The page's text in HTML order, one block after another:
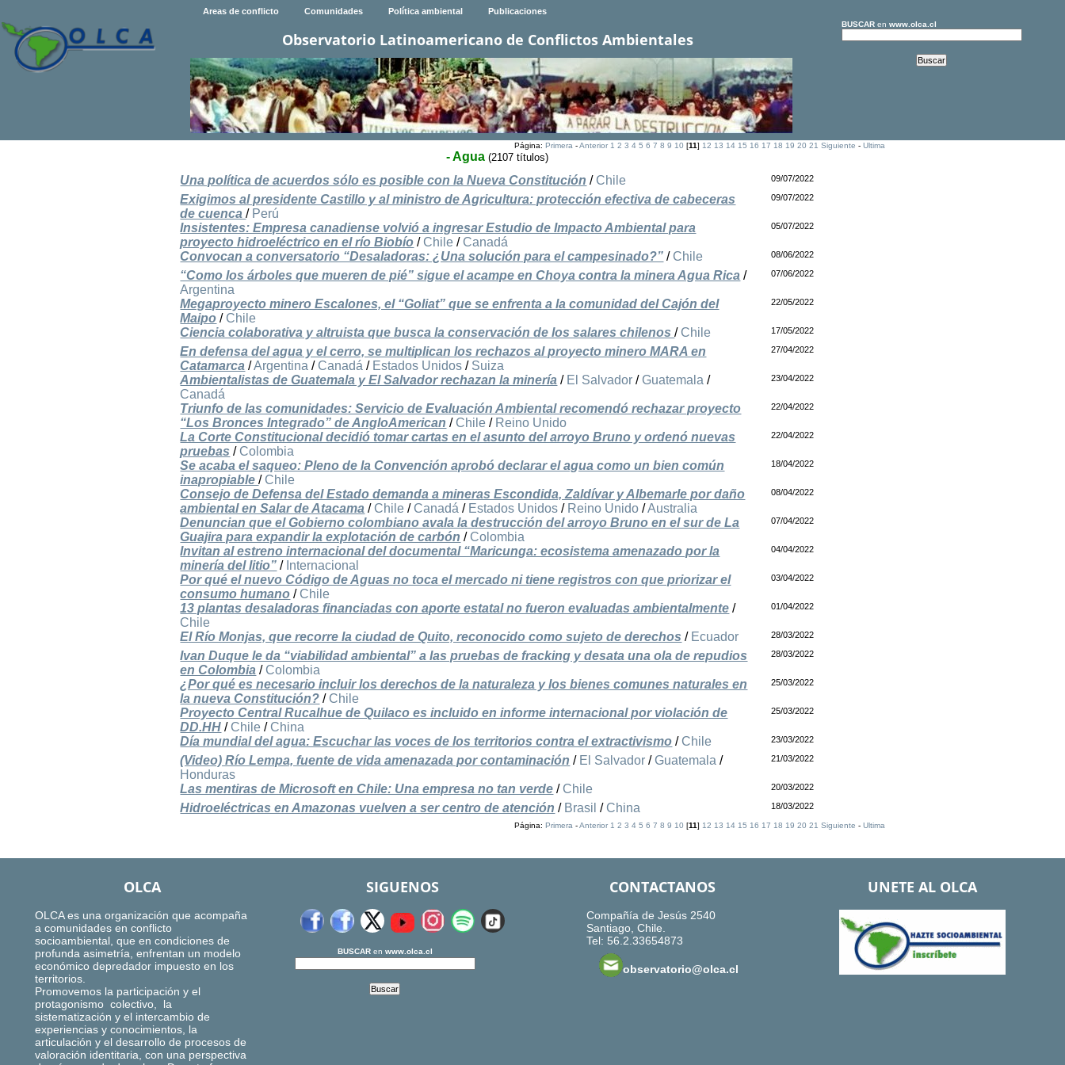
Areas de conflicto Comunidades Política ambiental Publicaciones
Observatorio Latinoamericano de Conflictos Ambientales
BUSCARen www.olca.cl
Página: Primera-Anterior 1 2 3 4 5 6 7 8 9 10 [11] 12 13 14 15 16 17 18 19 20 21 Siguiente - Ultima
- Agua (2107 títulos)
Una política de acuerdos sólo es posible con la Nueva Constitución / Chile 09/07/2022
Exigimos al presidente Castillo y al ministro de Agricultura: protección efectiva de cabeceras
de cuenca/ Perú
09/07/2022
Insistentes: Empresa canadiense volvió a ingresar Estudio de Impacto Ambiental para
proyecto hidroeléctrico en el río Biobío / Chile / Canadá
05/07/2022
Convocan a conversatorio “Desaladoras: ¿Una solución para el campesinado?” / Chile 08/06/2022
“Como los árboles que mueren de pié” sigue el acampe en Choya contra la minera Agua Rica /
Argentina
07/06/2022
Megaproyecto minero Escalones, el “Goliat” que se enfrenta a la comunidad del Cajón del
Maipo / Chile
22/05/2022
Ciencia colaborativa y altruista que busca la conservación de los salares chilenos/ Chile 17/05/2022
En defensa del agua y el cerro, se multiplican los rechazos al proyecto minero MARA en
Catamarca /Argentina / Canadá / Estados Unidos / Suiza
27/04/2022
Ambientalistas de Guatemala y El Salvador rechazan la minería / El Salvador / Guatemala /
Canadá
23/04/2022
Triunfo de las comunidades: Servicio de Evaluación Ambiental recomendó rechazar proyecto
“Los Bronces Integrado” de AngloAmerican / Chile / Reino Unido
22/04/2022
La Corte Constitucional decidió tomar cartas en el asunto del arroyo Bruno y ordenó nuevas
pruebas / Colombia
22/04/2022
Se acaba el saqueo: Pleno de la Convención aprobó declarar el agua como un bien común
inapropiable/ Chile
18/04/2022
Consejo de Defensa del Estado demanda a mineras Escondida, Zaldívar y Albemarle por daño
ambiental en Salar de Atacama / Chile / Canadá / Estados Unidos / Reino Unido /Australia
08/04/2022
Denuncian que el Gobierno colombiano avala la destrucción del arroyo Bruno en el sur de La
Guajira para expandir la explotación de carbón / Colombia
07/04/2022
Invitan al estreno internacional del documental “Maricunga: ecosistema amenazado por la
minería del litio” / Internacional
04/04/2022
Por qué el nuevo Código de Aguas no toca el mercado ni tiene registros con que priorizar el
consumo humano / Chile
03/04/2022
13 plantas desaladoras financiadas con aporte estatal no fueron evaluadas ambientalmente /
Chile
01/04/2022
El Río Monjas, que recorre la ciudad de Quito, reconocido como sujeto de derechos / Ecuador 28/03/2022
Ivan Duque le da “viabilidad ambiental” a las pruebas de fracking y desata una ola de repudios
en Colombia / Colombia
28/03/2022
¿Por qué es necesario incluir los derechos de la naturaleza y los bienes comunes naturales en
la nueva Constitución? / Chile
25/03/2022
Proyecto Central Rucalhue de Quilaco es incluido en informe internacional por violación de
DD.HH / Chile / China
25/03/2022
Día mundial del agua: Escuchar las voces de los territorios contra el extractivismo / Chile 23/03/2022
(Video) Río Lempa, fuente de vida amenazada por contaminación / El Salvador / Guatemala /
Honduras
21/03/2022
Las mentiras de Microsoft en Chile: Una empresa no tan verde / Chile 20/03/2022
Hidroeléctricas en Amazonas vuelven a ser centro de atención / Brasil / China 18/03/2022
Página: Primera-Anterior 1 2 3 4 5 6 7 8 9 10 [11] 12 13 14 15 16 17 18 19 20 21 Siguiente - Ultima
OLCA
OLCA es una organización que acompaña
a comunidades en conflicto
socioambiental, que en condiciones de
profunda asimetría, enfrentan un modelo
económico depredador impuesto en los
territorios.
Promovemos la participación y el
protagonismo colectivo, la
sistematización y el intercambio de
experiencias y conocimientos, la
articulación y el desarrollo de procesos de
valoración identitaria, con una perspectiva
SIGUENOS
BUSCARen www.olca.cl
CONTACTANOS
Compañía de Jesús 2540
Santiago, Chile.
Tel: 56.2.33654873
observatorio@olca.cl
UNETE AL OLCA